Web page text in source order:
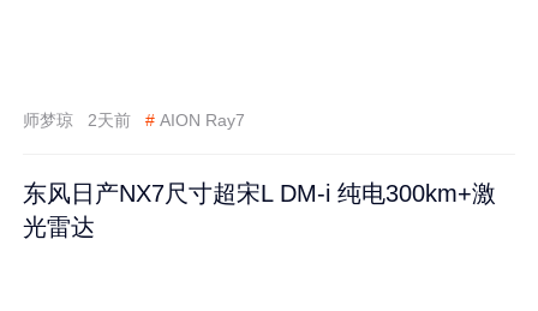
师梦琼 2天前 # AION Ray7
东风日产NX7尺寸超宋L DM-i 纯电300km+激
光雷达